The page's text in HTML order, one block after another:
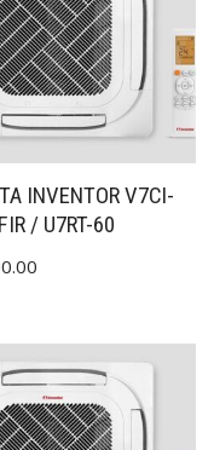
INVENTOR V7CI-
/ U7RT-60